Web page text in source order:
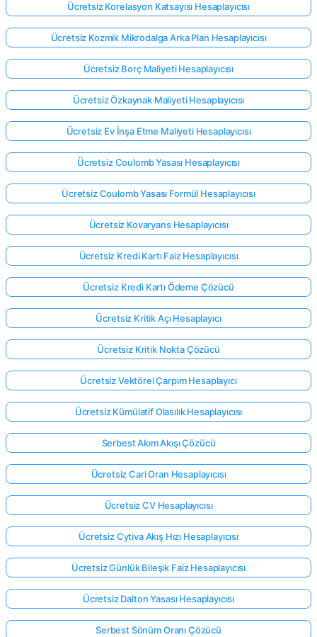
Ücretsiz Korelasyon Katsayısı Hesaplayıcısı
Ücretsiz Kozmik Mikrodalga Arka Plan Hesaplayıcısı
Ücretsiz Borç Maliyeti Hesaplayıcısı
Ücretsiz Özkaynak Maliyeti Hesaplayıcısı
Ücretsiz Ev İnşa Etme Maliyeti Hesaplayıcısı
Ücretsiz Coulomb Yasası Hesaplayıcısı
Ücretsiz Coulomb Yasası Formül Hesaplayıcısı
Ücretsiz Kovaryans Hesaplayıcısı
Ücretsiz Kredi Kartı Faiz Hesaplayıcısı
Ücretsiz Kredi Kartı Ödeme Çözücü
Ücretsiz Kritik Açı Hesaplayıcı
Ücretsiz Kritik Nokta Çözücü
Ücretsiz Vektörel Çarpım Hesaplayıcı
Ücretsiz Kümülatif Olasılık Hesaplayıcısı
Serbest Akım Akışı Çözücü
Ücretsiz Cari Oran Hesaplayıcısı
Ücretsiz CV Hesaplayıcısı
Ücretsiz Cytiva Akış Hızı Hesaplayıcısı
Ücretsiz Günlük Bileşik Faiz Hesaplayıcısı
Ücretsiz Dalton Yasası Hesaplayıcısı
Serbest Sönüm Oranı Çözücü